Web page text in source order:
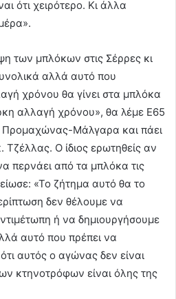
ότι χειρότερο. Κι άλλα
των μπλόκων στις Σέρρες κι
αλλά αυτό που
χρόνου θα γίνει στα μπλόκα
αλλαγή χρόνου», θα λέμε Ε65
Προμαχώνας-Μάλγαρα και πάει
Ο ίδιος ερωτηθείς αν
περνάει από τα μπλόκα τις
«Το ζήτημα αυτό θα το
δεν θέλουμε να
ή να δημιουργήσουμε
αυτό που πρέπει να
αυτός ο αγώνας δεν είναι
κτηνοτρόφων είναι όλης της